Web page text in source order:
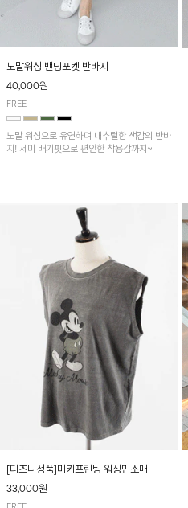
노말워싱 밴딩포켓 반바지
40,000원
FREE
노말 워싱으로 유연하며 내추럴한 색감의 반바
지! 세미 배기핏으로 편안한 착용감까지~
[디즈니정품]미키프린팅 워싱민소매
33,000원